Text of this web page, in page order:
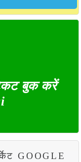
बुक करें
GOOGLE